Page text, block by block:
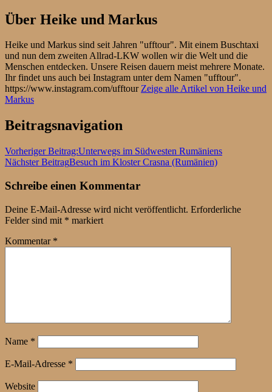
Über Heike und Markus
Heike und Markus sind seit Jahren "ufftour". Mit einem Buschtaxi
und nun dem zweiten Allrad-LKW wollen wir die Welt und die
Menschen entdecken. Unsere Reisen dauern meist mehrere Monate.
Ihr findet uns auch bei Instagram unter dem Namen "ufftour".
https://www.instagram.com/ufftourZeige alle Artikel von Heike und
Markus
Beitragsnavigation
Vorheriger Beitrag:Unterwegs im Südwesten Rumäniens
Nächster BeitragBesuch im Kloster Crasna (Rumänien)
Schreibe einen Kommentar
Deine E-Mail-Adresse wird nicht veröffentlicht. Erforderliche
Felder sind mit * markiert
Kommentar *
Name *
E-Mail-Adresse *
Website